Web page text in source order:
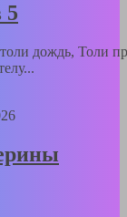
5
дождь, Толи